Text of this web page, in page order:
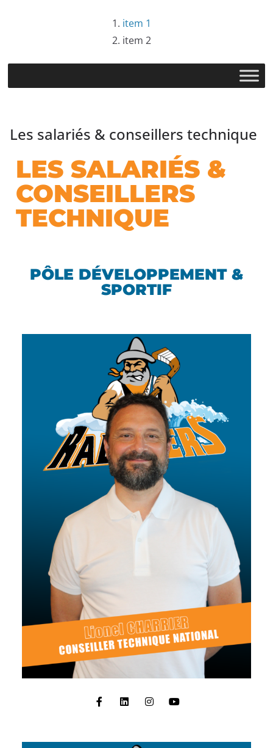
item 1
item 2
Les salariés & conseillers technique
LES SALARIÉS &
CONSEILLERS
TECHNIQUE
PÔLE DÉVELOPPEMENT &
SPORTIF